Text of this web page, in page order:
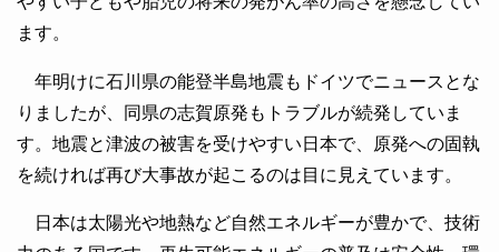
ます。
年明けに石川県の能登半島地震もドイツでニュースとな
りましたが、同県の志賀原発もトラブルが続発していま
す。地震と津波の被害を受けやすい日本で、原発への固執
を続ければ再び大事故が起こるのは目に見えています。
日本は太陽光や地熱など自然エネルギーが豊かで、技術